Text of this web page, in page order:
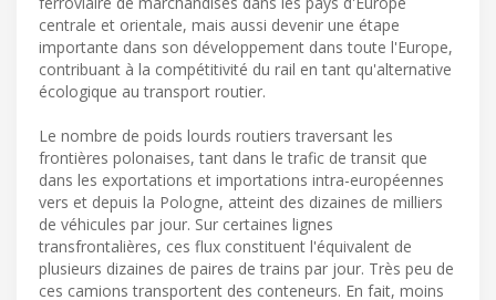
centrale et orientale, mais aussi devenir une étape
importante dans son développement dans toute l'Europe,
contribuant à la compétitivité du rail en tant qu'alternative
écologique au transport routier.
Le nombre de poids lourds routiers traversant les
frontières polonaises, tant dans le trafic de transit que
dans les exportations et importations intra-européennes
vers et depuis la Pologne, atteint des dizaines de milliers
de véhicules par jour. Sur certaines lignes
transfrontalières, ces flux constituent l'équivalent de
plusieurs dizaines de paires de trains par jour. Très peu de
ces camions transportent des conteneurs. En fait, moins